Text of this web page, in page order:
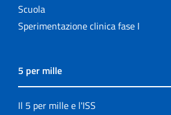
Scuola
Sperimentazione clinica fase I
5 per mille
Il 5 per mille e l'ISS